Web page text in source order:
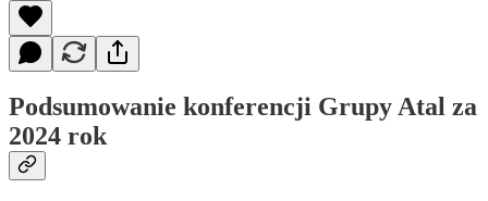
Podsumowanie konferencji Grupy Atal za
2024 rok